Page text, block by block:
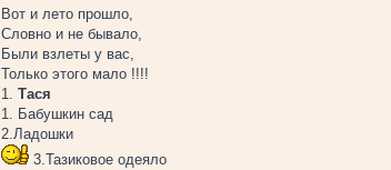
Вот и лето прошло,
Словно и не бывало,
Были взлеты у вас,
Только этого мало !!!!
1. Тася
1. Бабушкин сад
2.Ладошки
3.Тазиковое одеяло